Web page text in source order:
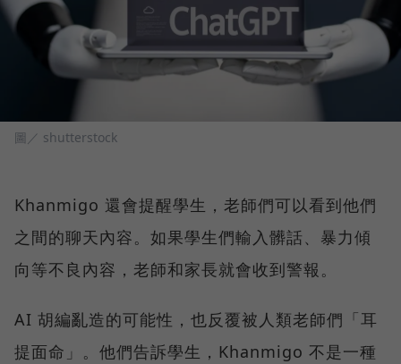
圖／ shutterstock
Khanmigo 還會提醒學生，老師們可以看到他們
之間的聊天內容。如果學生們輸入髒話、暴力傾
向等不良內容，老師和家長就會收到警報。
AI 胡編亂造的可能性，也反覆被人類老師們「耳
提面命」。他們告訴學生，Khanmigo 不是一種